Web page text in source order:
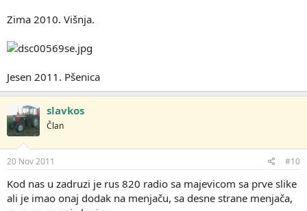
Zima 2010. Višnja.
Jesen 2011. Pšenica
slavkos
Član
20 Nov 2011 #10
Kod nas u zadruzi je rus 820 radio sa majevicom sa prve slike
ali je imao onaj dodak na menjaču, sa desne strane menjača,